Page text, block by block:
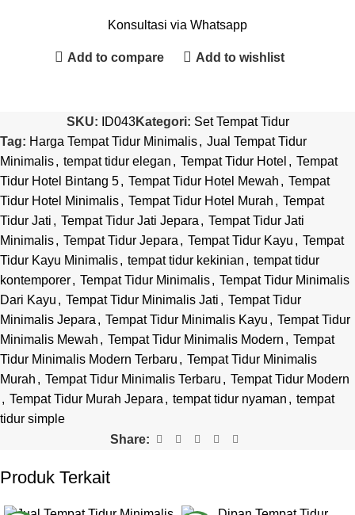
Konsultasi via Whatsapp
Add to compare Add to wishlist
SKU: ID043Kategori: Set Tempat Tidur
Tag: Harga Tempat Tidur Minimalis, Jual Tempat Tidur
Minimalis, tempat tidur elegan , Tempat Tidur Hotel , Tempat
Tidur Hotel Bintang 5, Tempat Tidur Hotel Mewah , Tempat
Tidur Hotel Minimalis, Tempat Tidur Hotel Murah , Tempat
Tidur Jati , Tempat Tidur Jati Jepara , Tempat Tidur Jati
Minimalis, Tempat Tidur Jepara , Tempat Tidur Kayu , Tempat
Tidur Kayu Minimalis, tempat tidur kekinian , tempat tidur
kontemporer, Tempat Tidur Minimalis, Tempat Tidur Minimalis
Dari Kayu , Tempat Tidur Minimalis Jati , Tempat Tidur
Minimalis Jepara , Tempat Tidur Minimalis Kayu , Tempat Tidur
Minimalis Mewah , Tempat Tidur Minimalis Modern , Tempat
Tidur Minimalis Modern Terbaru , Tempat Tidur Minimalis
Murah , Tempat Tidur Minimalis Terbaru , Tempat Tidur Modern
, Tempat Tidur Murah Jepara , tempat tidur nyaman , tempat
tidur simple
Share:
Produk Terkait